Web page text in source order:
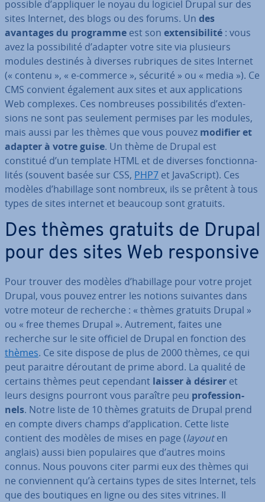
possible d’appliquer le noyau du logiciel Drupal sur des
sites Internet, des blogs ou des forums. Un des
avantages du programme est son ex­ten­si­bi­lité : vous
avez la pos­si­bi­lité d’adapter votre site via plusieurs
modules destinés à diverses rubriques de sites Internet
(« contenu », « e-commerce », sécurité » ou « media »). Ce
CMS convient également aux sites et aux ap­pli­ca­tions
Web complexes. Ces nom­breuses pos­si­bi­li­tés d’ex­ten­
sions ne sont pas seulement permises par les modules,
mais aussi par les thèmes que vous pouvez modifier et
adapter à votre guise. Un thème de Drupal est
constitué d’un template HTML et de diverses fonc­tion­na­
li­tés (souvent basée sur CSS, PHP7 et Ja­vaS­cript). Ces
modèles d’habillage sont nombreux, ils se prêtent à tous
types de sites internet et beaucoup sont gratuits.
Des thèmes gratuits de Drupal
pour des sites Web res­pon­sive
Pour trouver des modèles d’habillage pour votre projet
Drupal, vous pouvez entrer les notions suivantes dans
votre moteur de recherche : « thèmes gratuits Drupal »
ou « free themes Drupal ». Autrement, faites une
recherche sur le site officiel de Drupal en fonction des
thèmes. Ce site dispose de plus de 2000 thèmes, ce qui
peut paraitre déroutant de prime abord. La qualité de
certains thèmes peut cependant laisser à désirer et
leurs designs pourront vous paraître peu pro­fes­sion­
nels. Notre liste de 10 thèmes gratuits de Drupal prend
en compte divers champs d’ap­pli­ca­tion. Cette liste
contient des modèles de mises en page (layouten
anglais) aussi bien po­pu­laires que d’autres moins
connus. Nous pouvons citer parmi eux des thèmes qui
ne con­vien­nent qu’à certains types de sites Internet, tels
que des boutiques en ligne ou des sites vitrines. Il